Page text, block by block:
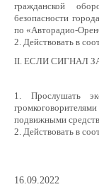
гражданской
безопасности
по «Авторадио-
2. Действовать в
II. ЕСЛИ СИГНАЛ
1. Прослушать
подвижными
2. Действовать в
16.09.2022